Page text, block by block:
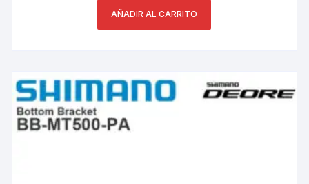
AÑADIR AL CARRITO